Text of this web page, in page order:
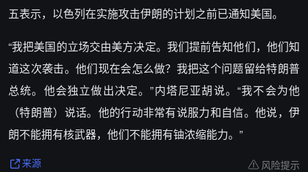
五表示，以色列在实施攻击伊朗的计划之前已通知美国。
“我把美国的立场交由美方决定。我们提前告知他们，他们知
道这次袭击。他们现在会怎么做？我把这个问题留给特朗普
总统。他会独立做出决定。”内塔尼亚胡说。“我不会为他
（特朗普）说话。他的行动非常有说服力和自信。他说，伊
朗不能拥有核武器，他们不能拥有铀浓缩能力。”
来源 风险提示